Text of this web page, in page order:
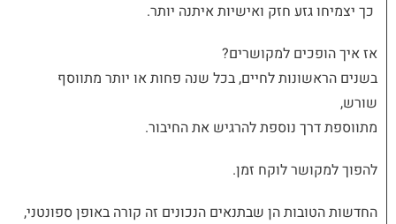
כך יצמיחו גזע חזק ואישיות איתנה יותר.
אז איך הופכים למקושרים?
בשנים הראשונות לחיים,בכל שנה פחות או יותר מתווסף
שורש,
מתווספת דרך נוספת להרגיש את החיבור.
להפוך למקושר לוקח זמן.
החדשות הטובות הן שבתנאים הנכונים זה קורה באופן ספונטני,